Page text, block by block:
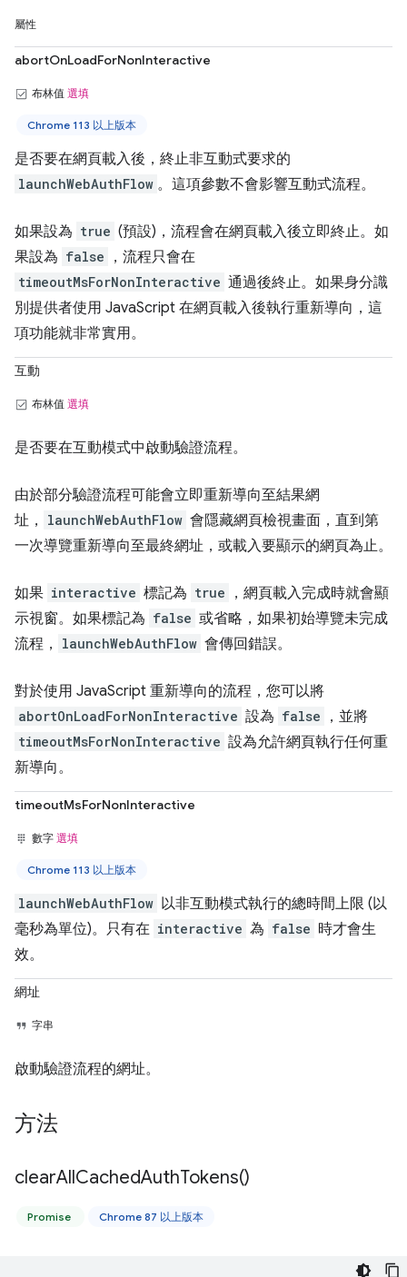
屬性
abortOnLoadForNonInteractive
布林值 選填
Chrome 113 以上版本
是否要在網頁載入後，終止非互動式要求的
launchWebAuthFlow 。這項參數不會影響互動式流程。
如果設為 true (預設)，流程會在網頁載入後立即終止。如
果設為 false ，流程只會在
timeoutMsForNonInteractive 通過後終止。如果身分識
別提供者使用 JavaScript 在網頁載入後執行重新導向，這
項功能就非常實用。
互動
布林值 選填
是否要在互動模式中啟動驗證流程。
由於部分驗證流程可能會立即重新導向至結果網
址，
launchWebAuthFlow 會隱藏網頁檢視畫面，直到第
一次導覽重新導向至最終網址，或載入要顯示的網頁為止。
如果 interactive 標記為 true
，網頁載入完成時就會顯
示視窗。如果標記為 false 或省略，如果初始導覽未完成
流程，
launchWebAuthFlow 會傳回錯誤。
對於使用 JavaScript 重新導向的流程，您可以將
abortOnLoadForNonInteractive 設為 false ，並將
timeoutMsForNonInteractive 設為允許網頁執行任何重
新導向。
timeoutMsForNonInteractive
數字 選填
Chrome 113 以上版本
launchWebAuthFlow 以非互動模式執行的總時間上限 (以
毫秒為單位)。只有在 interactive 為 false 時才會生
效。
網址
字串
啟動驗證流程的網址。
方法
clearAllCachedAuthTokens()
Promise Chrome 87 以上版本